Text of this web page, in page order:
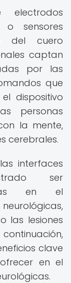
sensores
del cuero
captan
por las
que
dispositivo
personas
la mente,
cerebrales.
interfaces
ser
en el
las lesiones
clave
en el